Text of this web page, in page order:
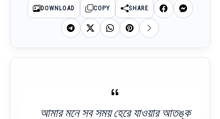
DOWNLOAD COPY SHARE
আমার মনে সব সময় হেরে যাওয়ার আতঙ্ক